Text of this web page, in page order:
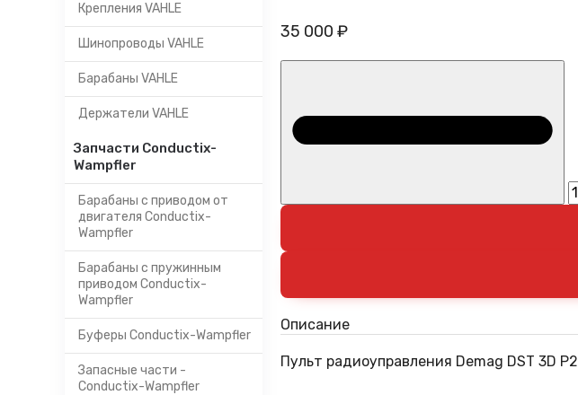
Крепления VAHLE
Шинопроводы VAHLE
Барабаны VAHLE
Держатели VAHLE
Запчасти Conductix-
Wampfler
Барабаны с приводом от
двигателя Conductix-
Wampfler
Барабаны с пружинным
приводом Conductix-
Wampfler
Буферы Conductix-Wampfler
Запасные части -
Conductix-Wampfler
35 000 ₽
Описание
Пульт радиоуправления Demag DST 3D P2